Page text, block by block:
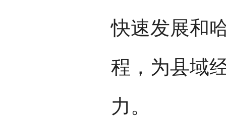
快速发展和
程，为县域
力。